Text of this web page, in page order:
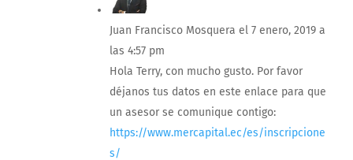
Juan Francisco Mosquera el 7 enero, 2019 a
las 4:57 pm
Hola Terry, con mucho gusto. Por favor
déjanos tus datos en este enlace para que
un asesor se comunique contigo:
https://www.mercapital.ec/es/inscripcione
s/